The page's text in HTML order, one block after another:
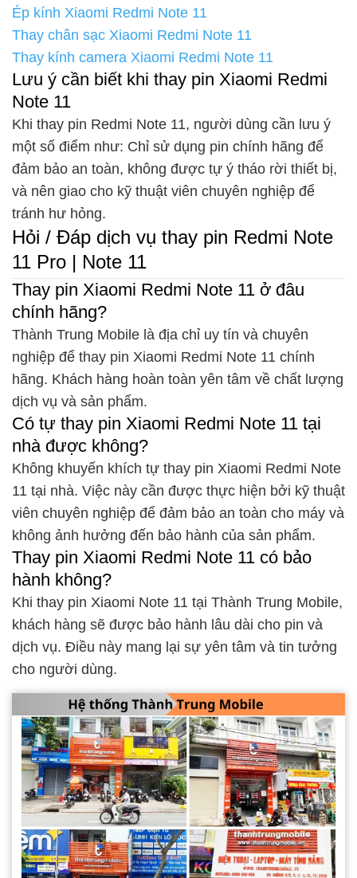
Ép kính Xiaomi Redmi Note 11
Thay chân sạc Xiaomi Redmi Note 11
Thay kính camera Xiaomi Redmi Note 11
Lưu ý cần biết khi thay pin Xiaomi Redmi
Note 11
Khi thay pin Redmi Note 11, người dùng cần lưu ý
một số điểm như: Chỉ sử dụng pin chính hãng để
đảm bảo an toàn, không được tự ý tháo rời thiết bị,
và nên giao cho kỹ thuật viên chuyên nghiệp để
tránh hư hỏng.
Hỏi / Đáp dịch vụ thay pin Redmi Note
11 Pro | Note 11
Thay pin Xiaomi Redmi Note 11 ở đâu
chính hãng?
Thành Trung Mobile là địa chỉ uy tín và chuyên
nghiệp để thay pin Xiaomi Redmi Note 11 chính
hãng. Khách hàng hoàn toàn yên tâm về chất lượng
dịch vụ và sản phẩm.
Có tự thay pin Xiaomi Redmi Note 11 tại
nhà được không?
Không khuyến khích tự thay pin Xiaomi Redmi Note
11 tại nhà. Việc này cần được thực hiện bởi kỹ thuật
viên chuyên nghiệp để đảm bảo an toàn cho máy và
không ảnh hưởng đến bảo hành của sản phẩm.
Thay pin Xiaomi Redmi Note 11 có bảo
hành không?
Khi thay pin Xiaomi Note 11 tại Thành Trung Mobile,
khách hàng sẽ được bảo hành lâu dài cho pin và
dịch vụ. Điều này mang lại sự yên tâm và tin tưởng
cho người dùng.